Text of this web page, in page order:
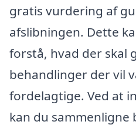
gratis vurdering af
afslibningen. Dette
forstå, hvad der skal
behandlinger der vil
fordelagtige. Ved at
kan du sammenligne